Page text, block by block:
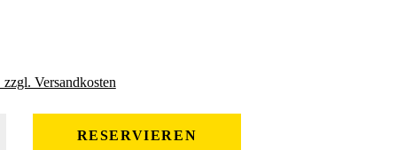
Versandkosten
RESERVIEREN